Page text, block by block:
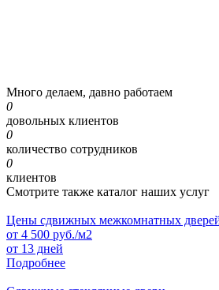
Много делаем, давно работаем
0
довольных клиентов
0
количество сотрудников
0
клиентов
Смотрите также каталог наших услуг
Цены сдвижных межкомнатных
от 4 500 руб./м2
от 13 дней
Подробнее